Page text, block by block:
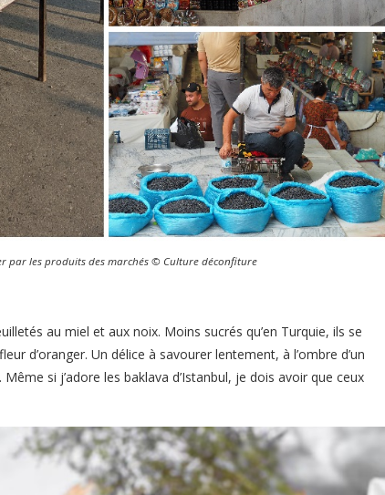
par les produits des marchés © Culture déconfiture
au miel et aux noix. Moins sucrés qu’en Turquie, ils se
d’oranger. Un délice à savourer lentement, à l’ombre d’un
si j’adore les baklava d’Istanbul, je dois avoir que ceux